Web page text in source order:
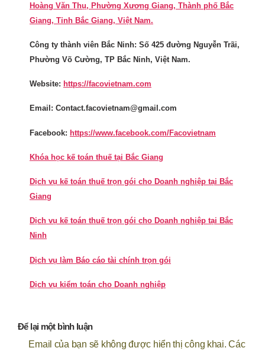
Hoàng Văn Thụ, Phường Xương Giang, Thành phố Bắc
Giang, Tỉnh Bắc Giang, Việt Nam.
Công ty thành viên Bắc Ninh: Số 425 đường Nguyễn Trãi,
Phường Võ Cường, TP Bắc Ninh, Việt Nam.
Website: https://facovietnam.com
Email: Contact.facovietnam@gmail.com
Facebook: https://www.facebook.com/Facovietnam
Khóa học kế toán thuế tại Bắc Giang
Dịch vụ kế toán thuế trọn gói cho Doanh nghiệp tại Bắc
Giang
Dịch vụ kế toán thuế trọn gói cho Doanh nghiệp tại Bắc
Ninh
Dịch vụ làm Báo cáo tài chính trọn gói
Dịch vụ kiểm toán cho Doanh nghiệp
Để lại một bình luận
Email của bạn sẽ không được hiển thị công khai. Các